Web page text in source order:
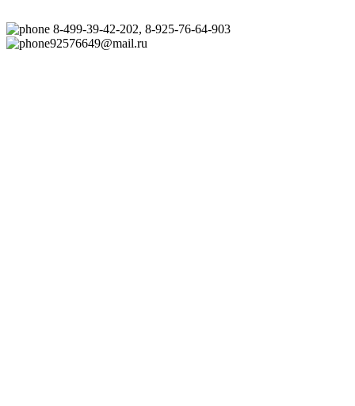
8-499-39-42-202, 8-925-76-64-903
92576649@mail.ru